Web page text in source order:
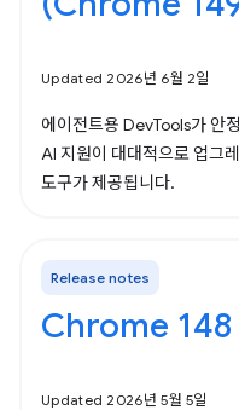
Updated 2026년 6월 2일
에이전트용 DevTools가 안
AI 지원이 대대적으로 업그
도구가 제공됩니다.
Release notes
Chrome 148
Updated 2026년 5월 5일